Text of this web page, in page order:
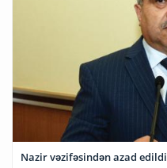
Nazir vəzifəsindən azad edildi